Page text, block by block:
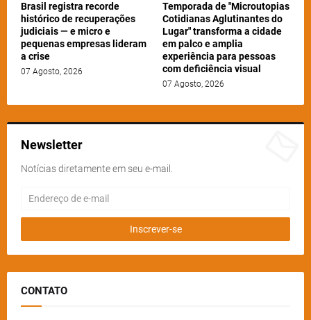
Brasil registra recorde
histórico de recuperações
judiciais — e micro e
pequenas empresas lideram
a crise
07 Agosto, 2026
Temporada de "Microutopias
Cotidianas Aglutinantes do
Lugar" transforma a cidade
em palco e amplia
experiência para pessoas
com deficiência visual
07 Agosto, 2026
Newsletter
Notícias diretamente em seu e-mail.
CONTATO